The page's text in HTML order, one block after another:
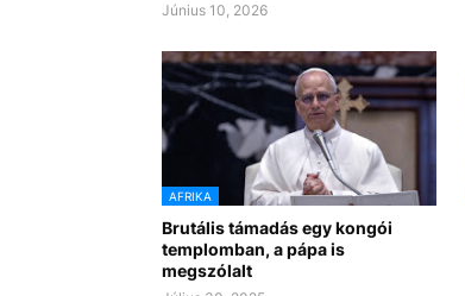
Június 10, 2026
AFRIKA
Brutális támadás egy kongói
templomban, a pápa is
megszólalt